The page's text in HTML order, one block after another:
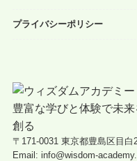
プライバシーポリシー
〒171-0031 東京都豊島区目白
Email: info@wisdom-